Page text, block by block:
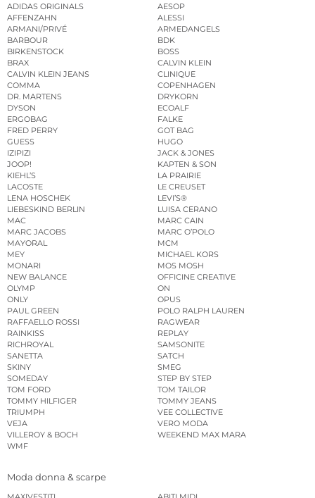
ADIDAS ORIGINALS
AESOP
AFFENZAHN
ALESSI
ARMANI/PRIVÉ
ARMEDANGELS
BARBOUR
BDK
BIRKENSTOCK
BOSS
BRAX
CALVIN KLEIN
CALVIN KLEIN JEANS
CLINIQUE
COMMA
COPENHAGEN
DR. MARTENS
DRYKORN
DYSON
ECOALF
ERGOBAG
FALKE
FRED PERRY
GOT BAG
GUESS
HUGO
IZIPIZI
JACK & JONES
JOOP!
KAPTEN & SON
KIEHL’S
LA PRAIRIE
LACOSTE
LE CREUSET
LENA HOSCHEK
LEVI’S®
LIEBESKIND BERLIN
LUISA CERANO
MAC
MARC CAIN
MARC JACOBS
MARC O’POLO
MAYORAL
MCM
MEY
MICHAEL KORS
MONARI
MOS MOSH
NEW BALANCE
OFFICINE CREATIVE
OLYMP
ON
ONLY
OPUS
PAUL GREEN
POLO RALPH LAUREN
RAFFAELLO ROSSI
RAGWEAR
RAINKISS
REPLAY
RICHROYAL
SAMSONITE
SANETTA
SATCH
SKINY
SMEG
SOMEDAY
STEP BY STEP
TOM FORD
TOM TAILOR
TOMMY HILFIGER
TOMMY JEANS
TRIUMPH
VEE COLLECTIVE
VEJA
VERO MODA
VILLEROY & BOCH
WEEKEND MAX MARA
WMF
Moda donna & scarpe